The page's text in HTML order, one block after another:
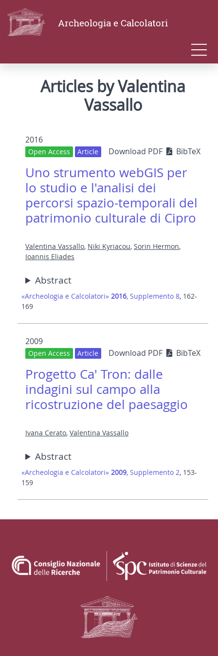
Archeologia e Calcolatori
Articles by Valentina
Vassallo
2016
Open Access Article Download PDF BibTeX
Uno strumento webGIS per
lo studio e l'analisi dei
percorsi spazio-temporali del
patrimonio culturale di Cipro
Valentina Vassallo, Niki Kyriacou, Sorin Hermon,
Ioannis Eliades
Abstract
«Archeologia e Calcolatori» 2016, Supplemento 8, 162-
169
2009
Open Access Article Download PDF BibTeX
Progetto Ca' Tron: dalle
indagini sul campo alla
ricostruzione del paesaggio
Ivana Cerato, Valentina Vassallo
Abstract
«Archeologia e Calcolatori» 2009, Supplemento 2, 153-
159